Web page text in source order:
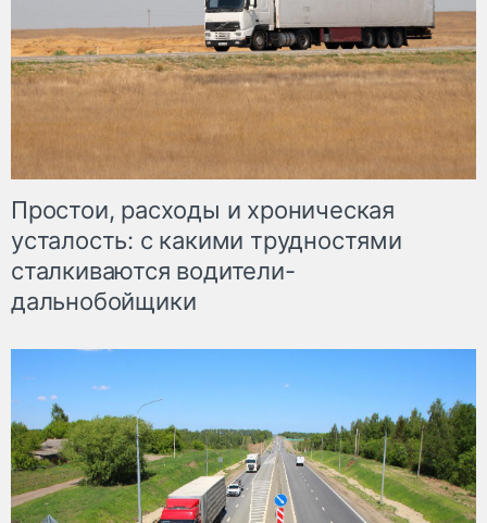
Простои, расходы и хроническая
усталость: с какими трудностями
сталкиваются водители-
дальнобойщики